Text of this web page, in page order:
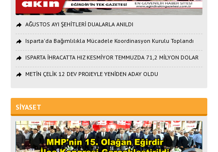
AĞUSTOS AYI ŞEHİTLERİ DUALARLA ANILDI
Isparta'da Bağımlılıkla Mücadele Koordinasyon Kurulu Toplandı
ISPARTA İHRACATTA HIZ KESMİYOR TEMMUZDA 71,2 MİLYON DOLAR
METİN ÇELİK 12 DEV PROJEYLE YENİDEN ADAY OLDU
SİYASET